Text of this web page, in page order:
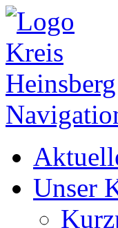
Unser